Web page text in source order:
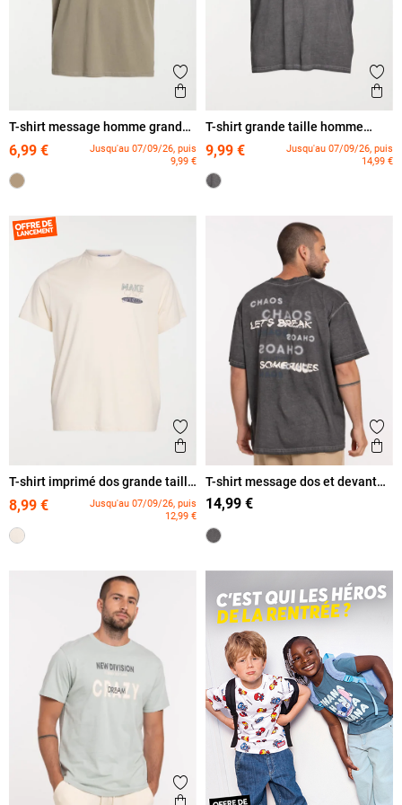
Ajouter aux favoris
Aperçu rapide
T-shirt message homme grande
6,99 €
Jusqu'au 07/09/26, puis
9,99 €
T-shirt grande taille homme
9,99 €
Jusqu'au 07/09/26, puis
14,99 €
Ajouter aux favoris
Aperçu rapide
T-shirt imprimé dos grande taille
homme
8,99 €
Jusqu'au 07/09/26, puis
12,99 €
T-shirt message dos et devant
homme
14,99 €
Ajouter aux favoris